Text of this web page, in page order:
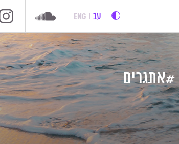
עב ENG
#אתגרים